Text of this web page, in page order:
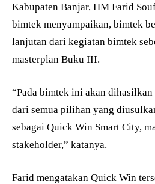
Kabupaten Banjar, HM Farid
bimtek menyampaikan, bimtek
lanjutan dari kegiatan bimtek
masterplan Buku III.
“Pada bimtek ini akan
dari semua pilihan yang
sebagai Quick Win Smart City,
stakeholder,” katanya.
Farid mengatakan Quick Win